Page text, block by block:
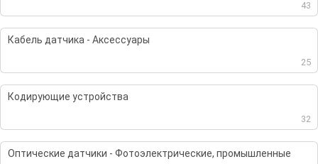
43
Кабель датчика - Аксессуары
25
Кодирующие устройства
32
Оптические датчики - Фотоэлектрические, промышленные